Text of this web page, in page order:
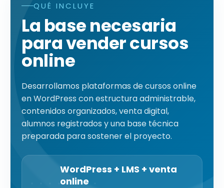
Qué incluye una plataforma para vender cursos
QUÉ INCLUYE
La base necesaria
para vender cursos
online
Desarrollamos plataformas de cursos online
en WordPress con estructura administrable,
contenidos organizados, venta digital,
alumnos registrados y una base técnica
preparada para sostener el proyecto.
WordPress + LMS + venta
online